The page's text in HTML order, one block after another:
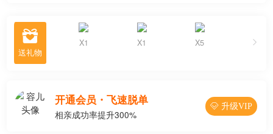
 X1 X1 X5
开通会员・飞速脱单
相亲成功率提升300%
 升级VIP